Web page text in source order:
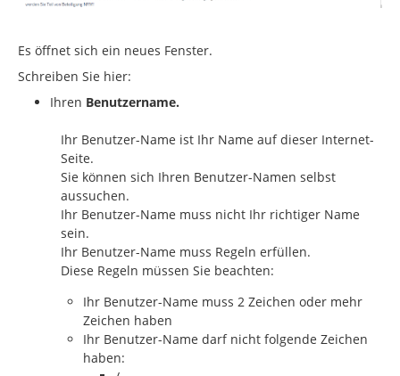
Es öffnet sich ein neues Fenster.
Schreiben Sie hier:
Ihren Benutzername.
Ihr Benutzer-Name ist Ihr Name auf dieser Internet-
Seite.
Sie können sich Ihren Benutzer-Namen selbst
aussuchen.
Ihr Benutzer-Name muss nicht Ihr richtiger Name
sein.
Ihr Benutzer-Name muss Regeln erfüllen.
Diese Regeln müssen Sie beachten:
Ihr Benutzer-Name muss 2 Zeichen oder mehr
Zeichen haben
Ihr Benutzer-Name darf nicht folgende Zeichen
haben: